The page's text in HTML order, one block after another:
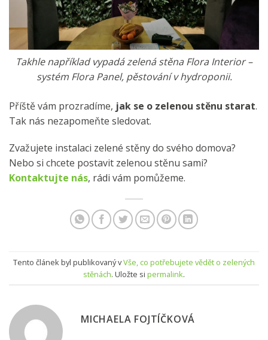
Takhle například vypadá zelená stěna Flora Interior –
systém Flora Panel, pěstování v hydroponii.
Příště vám prozradíme, jak se o zelenou stěnu starat.
Tak nás nezapomeňte sledovat.
Zvažujete instalaci zelené stěny do svého domova?
Nebo si chcete postavit zelenou stěnu sami?
Kontaktujte nás, rádi vám pomůžeme.
Tento článek byl publikovaný vVše, co potřebujete vědět o zelených
stěnách. Uložte si permalink.
MICHAELA FOJTÍČKOVÁ